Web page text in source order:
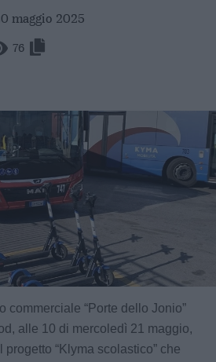
maggio 2025
76
commerciale “Porte dello Jonio”
alle 10 di mercoledì 21 maggio,
progetto “Klyma scolastico” che